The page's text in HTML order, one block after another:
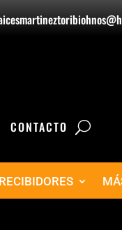
CONTACTO
RECIBIDORES